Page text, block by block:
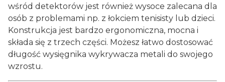
wśród detektorów jest również wysoce zalecana dla
osób z problemami np. z łokciem tenisisty lub dzieci.
Konstrukcja jest bardzo ergonomiczna, mocna i
składa się z trzech części. Możesz łatwo dostosować
długość wysięgnika wykrywacza metali do swojego
wzrostu.